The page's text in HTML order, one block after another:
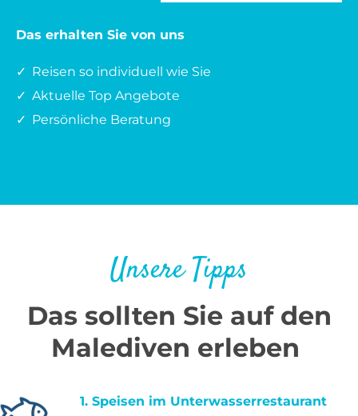
Das erhalten Sie von uns
Reisen so individuell wie Sie
Aktuelle Top Angebote
Persönliche Beratung
Unsere Tipps
Das sollten Sie auf den
Malediven erleben
1. Speisen im Unterwasserrestaurant